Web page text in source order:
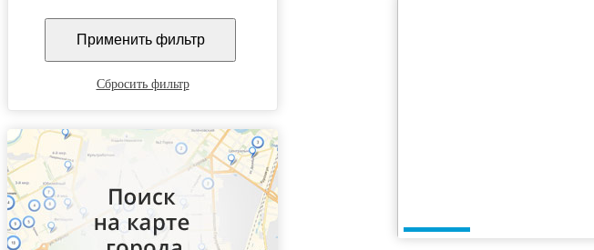
Сбросить фильтр